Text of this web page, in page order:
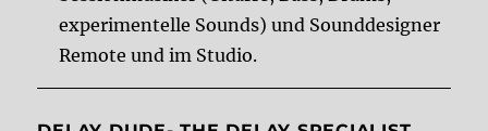
experimentelle Sounds) und Sounddesigner
Remote und im Studio.